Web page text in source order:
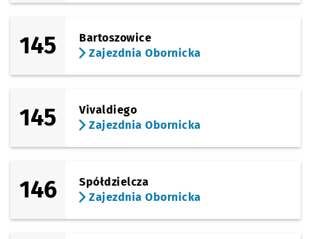
145
Bartoszowice
Zajezdnia Obornicka
145
Vivaldiego
Zajezdnia Obornicka
146
Spółdzielcza
Zajezdnia Obornicka